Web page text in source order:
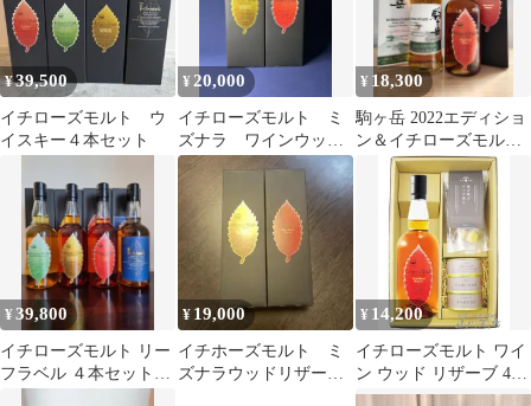
¥39,500
イチローズモルト ウ
イスキー４本セット
¥ 20,000
イチローズモルト ミ
ズナラ ワインウッ
ド 2種セット
¥ 18,300
駒ヶ岳 2022エディショ
ン＆イチローズモルト
ワインウッドリザーブ
ウィスキー
¥39,800
イチローズモルト リー
フラベル ４本セット新
品箱付き(DD旧ボトル)
¥ 19,000
イチホーズモルト ミ
ズナラウッドリザー
¥ 14,200
イチローズモルト ワイ
ン ウッド リザーブ 46
度 700ml ＋ 北海道おつ